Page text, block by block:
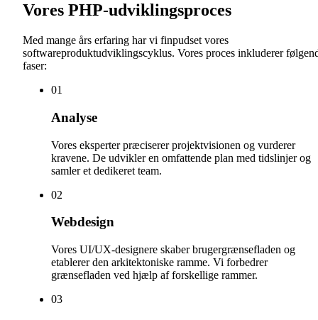
Vores PHP-udviklingsproces
Med mange års erfaring har vi finpudset vores
softwareproduktudviklingscyklus. Vores proces inkluderer
faser:
01
Analyse
Vores eksperter præciserer projektvisionen og vurderer
kravene. De udvikler en omfattende plan med tidslinjer og
samler et dedikeret team.
02
Webdesign
Vores UI/UX-designere skaber brugergrænsefladen og
etablerer den arkitektoniske ramme. Vi forbedrer
grænsefladen ved hjælp af forskellige rammer.
03